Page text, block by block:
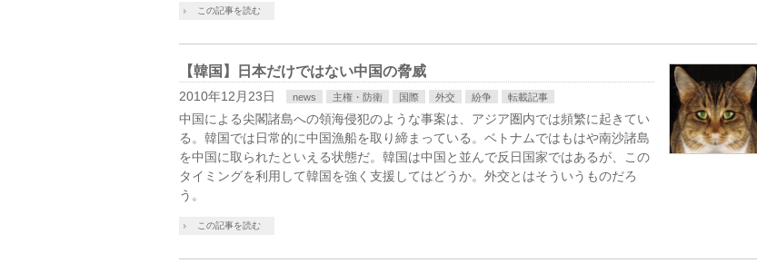
この記事を読む
【韓国】日本だけではない中国の脅威
2010年12月23日 news 主権・防衛 国際 外交 紛争 転載記事
中国による尖閣諸島への領海侵犯のような事案は、アジア圏内では頻繁に起きてい
る。韓国では日常的に中国漁船を取り締まっている。ベトナムではもはや南沙諸島
を中国に取られたといえる状態だ。韓国は中国と並んで反日国家ではあるが、この
タイミングを利用して韓国を強く支援してはどうか。外交とはそういうものだろ
う。
この記事を読む